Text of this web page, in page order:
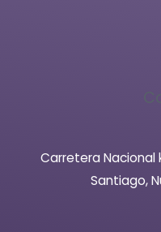
Carretera Nacional
Santiago,